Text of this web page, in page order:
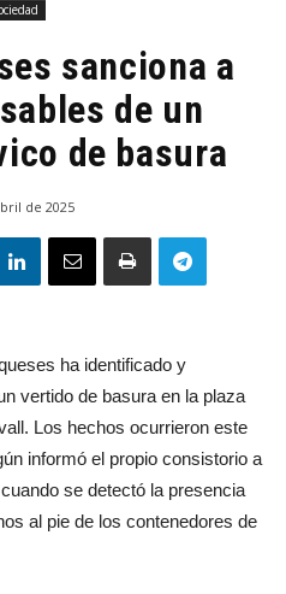
sanciona a
de un
de basura
de 2025
ha identificado y
vertido de basura en la plaza
Los hechos ocurrieron este
informó el propio consistorio a
se detectó la presencia
al pie de los contenedores de